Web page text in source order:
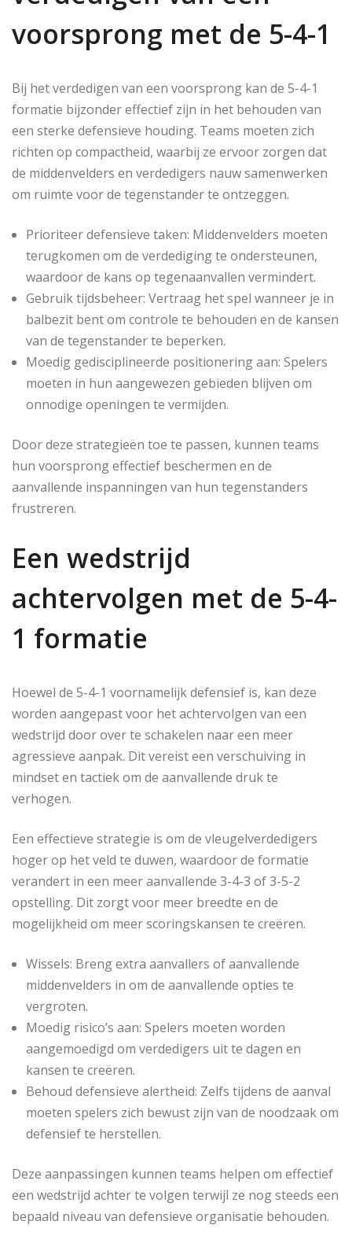
voorsprong met de 5-4-1
Bij het verdedigen van een voorsprong kan de 5-4-1
formatie bijzonder effectief zijn in het behouden van
een sterke defensieve houding. Teams moeten zich
richten op compactheid, waarbij ze ervoor zorgen dat
de middenvelders en verdedigers nauw samenwerken
om ruimte voor de tegenstander te ontzeggen.
Prioriteer defensieve taken: Middenvelders moeten
terugkomen om de verdediging te ondersteunen,
waardoor de kans op tegenaanvallen vermindert.
Gebruik tijdsbeheer: Vertraag het spel wanneer je in
balbezit bent om controle te behouden en de kansen
van de tegenstander te beperken.
Moedig gedisciplineerde positionering aan: Spelers
moeten in hun aangewezen gebieden blijven om
onnodige openingen te vermijden.
Door deze strategieën toe te passen, kunnen teams
hun voorsprong effectief beschermen en de
aanvallende inspanningen van hun tegenstanders
frustreren.
Een wedstrijd
achtervolgen met de 5-4-
1 formatie
Hoewel de 5-4-1 voornamelijk defensief is, kan deze
worden aangepast voor het achtervolgen van een
wedstrijd door over te schakelen naar een meer
agressieve aanpak. Dit vereist een verschuiving in
mindset en tactiek om de aanvallende druk te
verhogen.
Een effectieve strategie is om de vleugelverdedigers
hoger op het veld te duwen, waardoor de formatie
verandert in een meer aanvallende 3-4-3 of 3-5-2
opstelling. Dit zorgt voor meer breedte en de
mogelijkheid om meer scoringskansen te creëren.
Wissels: Breng extra aanvallers of aanvallende
middenvelders in om de aanvallende opties te
vergroten.
Moedig risico’s aan: Spelers moeten worden
aangemoedigd om verdedigers uit te dagen en
kansen te creëren.
Behoud defensieve alertheid: Zelfs tijdens de aanval
moeten spelers zich bewust zijn van de noodzaak om
defensief te herstellen.
Deze aanpassingen kunnen teams helpen om effectief
een wedstrijd achter te volgen terwijl ze nog steeds een
bepaald niveau van defensieve organisatie behouden.